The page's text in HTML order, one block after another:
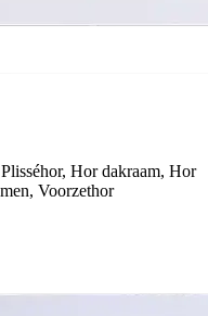
Hor dakraam, Hor
Voorzethor